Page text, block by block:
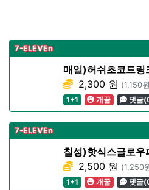
7-ELEVEn
매일)허쉬초코드
2,300 원 (1,150
1+1
개꿀 댓글
7-ELEVEn
칠성)핫식스글로
2,500 원 (1,250
1+1
개꿀 댓글